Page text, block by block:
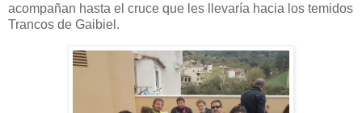
acompañan hasta el cruce que les llevaría hacia los temidos
Trancos de Gaibiel.